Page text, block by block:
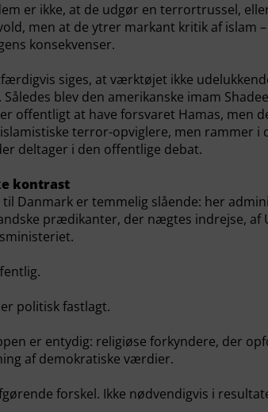
er ikke, at de udgør en terrortrussel,
men at de ytrer markant kritik af islam
konsekvenser.
siges, at værktøjet ikke
blev den amerikanske imam
offentligt at have forsvaret Hamas, men
terror-opviglere, men rammer i
deltager i den offentlige debat.
kontrast
Danmark er temmelig slående: her
prædikanter, der nægtes indrejse, af
politisk fastlagt.
er entydig: religiøse forkyndere, der
af demokratiske værdier.
forskel. Ikke nødvendigvis i